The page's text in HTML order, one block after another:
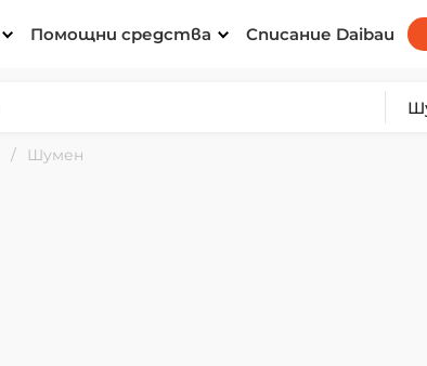
Помощни средства Списание Daibau
Шумен